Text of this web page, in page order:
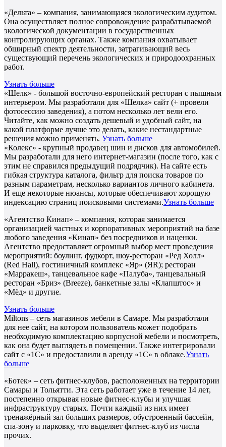
«Дельта» – компания, занимающаяся экологическим аудитом.
Она осуществляет полное сопровождение разрабатываемой
экологической документации в государственных
контролирующих органах. Также компания охватывает
обширный спектр деятельности, затрагивающий весь
существующий перечень экологических и природоохранных
работ.
Узнать больше
«Шелк» - большой восточно-европейский ресторан с пышным
интерьером. Мы разработали для «Шелка» сайт (+ провели
фотосессию заведения), а потом несколько лет вели его.
Читайте, как можно создать дешевый и удобный сайт, на
какой платформе лучше это делать, какие нестандартные
решения можно применять. Узнать больше
«Колекс» - крупный продавец шин и дисков для автомобилей.
Мы разработали для него интернет-магазин (после того, как с
этим не справился предыдущий подрядчик). На сайте есть
гибкая структура каталога, фильтр для поиска товаров по
разным параметрам, несколько вариантов личного кабинета.
И еще некоторые нюансы, которые обеспечивают хорошую
индексацию страниц поисковыми системами.Узнать больше
«Агентство Кинап» – компания, которая занимается
организацией частных и корпоративных мероприятий на базе
любого заведения «Кинап» без посредников и наценки.
Агентство предоставляет огромный выбор мест проведения
мероприятий: боулинг, фудкорт, шоу-ресторан «Ред Холл»
(Red Hall), гостиничный комплекс «Яр» (ЯR); ресторан
«Марракеш», танцевальное кафе «Палуба», танцевальный
ресторан «Бриз» (Breeze), банкетные залы «Клапштос» и
«Мёд» и другие.
Узнать больше
Miltons – сеть магазинов мебели в Самаре. Мы разработали
для нее сайт, на котором пользователь может подобрать
необходимую комплектацию корпусной мебели и посмотреть,
как она будет выглядеть в помещении. Также интегрировали
сайт с «1С» и предоставили в аренду «1С» в облаке.Узнать
больше
«Ботек» – сеть фитнес-клубов, расположенных на территории
Самары и Тольятти. Эта сеть работает уже в течение 14 лет,
постепенно открывая новые фитнес-клубы и улучшая
инфраструктуру старых. Почти каждый из них имеет
тренажёрный зал больших размеров, обустроенный бассейн,
спа-зону и парковку, что выделяет фитнес-клуб из числа
прочих.